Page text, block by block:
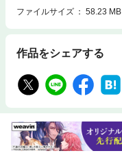
ファイルサイズ
58.23 MB
作品をシェアする